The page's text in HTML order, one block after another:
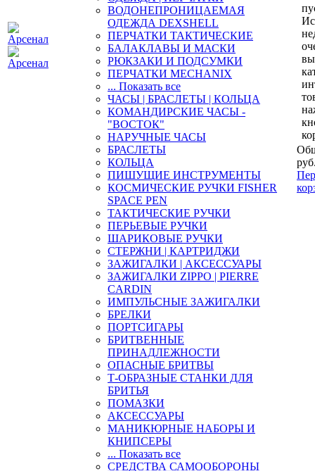
ВОДОНЕПРОНИЦАЕМАЯ
ОДЕЖДА DEXSHELL
ПЕРЧАТКИ ТАКТИЧЕСКИЕ
БАЛАКЛАВЫ И МАСКИ
РЮКЗАКИ И ПОДСУМКИ
ПЕРЧАТКИ MECHANIX
... Показать все
ЧАСЫ | БРАСЛЕТЫ | КОЛЬЦА
КОМАНДИРСКИЕ ЧАСЫ -
"ВОСТОК"
НАРУЧНЫЕ ЧАСЫ
БРАСЛЕТЫ
КОЛЬЦА
ПИШУЩИЕ ИНСТРУМЕНТЫ
КОСМИЧЕСКИЕ РУЧКИ FISHER
SPACE PEN
ТАКТИЧЕСКИЕ РУЧКИ
ПЕРЬЕВЫЕ РУЧКИ
ШАРИКОВЫЕ РУЧКИ
СТЕРЖНИ | КАРТРИДЖИ
ЗАЖИГАЛКИ | АКСЕССУАРЫ
ЗАЖИГАЛКИ ZIPPO | PIERRE
CARDIN
ИМПУЛЬСНЫЕ ЗАЖИГАЛКИ
БРЕЛКИ
ПОРТСИГАРЫ
БРИТВЕННЫЕ
ПРИНАДЛЕЖНОСТИ
ОПАСНЫЕ БРИТВЫ
Т-ОБРАЗНЫЕ СТАНКИ ДЛЯ
БРИТЬЯ
ПОМАЗКИ
АКСЕССУАРЫ
МАНИКЮРНЫЕ НАБОРЫ И
КНИПСЕРЫ
... Показать все
СРЕДСТВА САМООБОРОНЫ